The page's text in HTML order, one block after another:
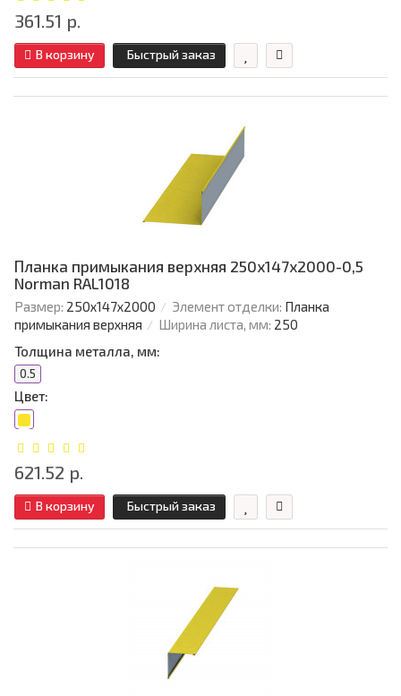
361.51 р.
В корзину Быстрый заказ
Планка примыкания верхняя 250х147х2000-0,5
Norman RAL1018
Размер: 250х147х2000 Элемент отделки: Планка
примыкания верхняя
Ширина листа, мм: 250
Толщина металла, мм:
0.5
Цвет:
621.52 р.
В корзину Быстрый заказ